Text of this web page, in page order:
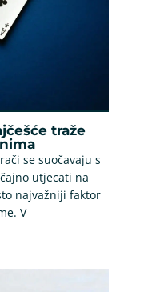
traže
se suočavaju s
utjecati na
najvažniji faktor
V